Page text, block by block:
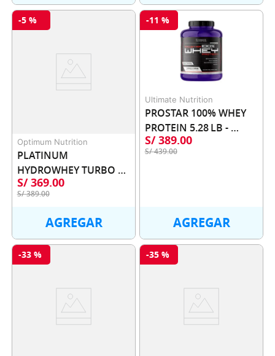
-5 %
Optimum Nutrition
PLATINUM
HYDROWHEY TURBO
3.61 LB - OPTIMUM
NUTRITION
S/ 369.00
S/389.00
AGREGAR
-11 %
Ultimate Nutrition
PROSTAR 100% WHEY
PROTEIN 5.28 LB -
ULTIMATE NUTRITION
S/ 389.00
S/439.00
AGREGAR
-33 % -35 %